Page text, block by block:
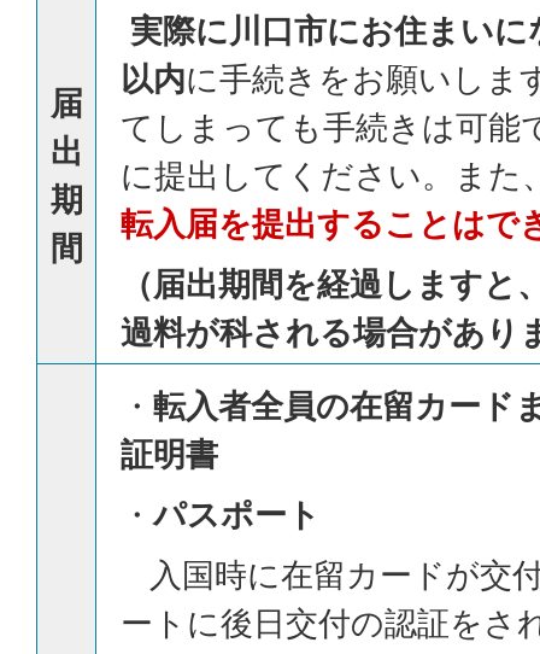
届
出
期
間
実際に川口市にお住まい
以内に手続きをお願いしま
てしまっても手続きは可能
に提出してください。また
転入届を提出することはで
（届出期間を経過しますと
過料が科される場合があり
・ 転入者全員の在留カード
証明書
・パスポート
入国時に在留カードが交
ートに後日交付の認証をさ